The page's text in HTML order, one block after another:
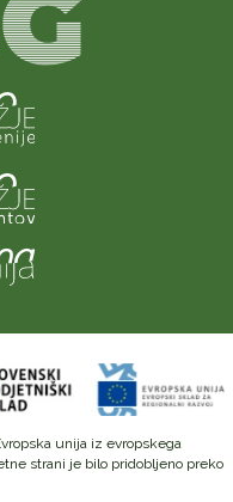
unija iz evropskega
strani je bilo pridobljeno preko